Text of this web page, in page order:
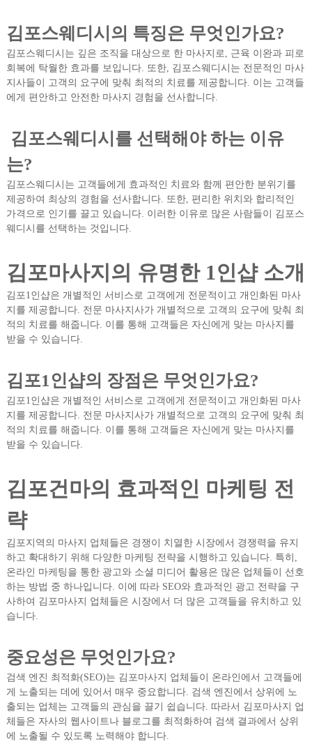
김포스웨디시의 특징은 무엇인가요?
김포스웨디시는 깊은 조직을 대상으로 한 마사지로, 근육 이완과 피로
회복에 탁월한 효과를 보입니다. 또한, 김포스웨디시는 전문적인 마사
지사들이 고객의 요구에 맞춰 최적의 치료를 제공합니다. 이는 고객들
에게 편안하고 안전한 마사지 경험을 선사합니다.
김포스웨디시를 선택해야 하는 이유
는?
김포스웨디시는 고객들에게 효과적인 치료와 함께 편안한 분위기를
제공하여 최상의 경험을 선사합니다. 또한, 편리한 위치와 합리적인
가격으로 인기를 끌고 있습니다. 이러한 이유로 많은 사람들이 김포스
웨디시를 선택하는 것입니다.
김포마사지의 유명한 1인샵 소개
김포1인샵은 개별적인 서비스로 고객에게 전문적이고 개인화된 마사
지를 제공합니다. 전문 마사지사가 개별적으로 고객의 요구에 맞춰 최
적의 치료를 해줍니다. 이를 통해 고객들은 자신에게 맞는 마사지를
받을 수 있습니다.
김포1인샵의 장점은 무엇인가요?
김포1인샵은 개별적인 서비스로 고객에게 전문적이고 개인화된 마사
지를 제공합니다. 전문 마사지사가 개별적으로 고객의 요구에 맞춰 최
적의 치료를 해줍니다. 이를 통해 고객들은 자신에게 맞는 마사지를
받을 수 있습니다.
김포건마의 효과적인 마케팅 전
략
김포지역의 마사지 업체들은 경쟁이 치열한 시장에서 경쟁력을 유지
하고 확대하기 위해 다양한 마케팅 전략을 시행하고 있습니다. 특히,
온라인 마케팅을 통한 광고와 소셜 미디어 활용은 많은 업체들이 선호
하는 방법 중 하나입니다. 이에 따라 SEO와 효과적인 광고 전략을 구
사하여 김포마사지 업체들은 시장에서 더 많은 고객들을 유치하고 있
습니다.
중요성은 무엇인가요?
검색 엔진 최적화(SEO)는 김포마사지 업체들이 온라인에서 고객들에
게 노출되는 데에 있어서 매우 중요합니다. 검색 엔진에서 상위에 노
출되는 업체는 고객들의 관심을 끌기 쉽습니다. 따라서 김포마사지 업
체들은 자사의 웹사이트나 블로그를 최적화하여 검색 결과에서 상위
에 노출될 수 있도록 노력해야 합니다.